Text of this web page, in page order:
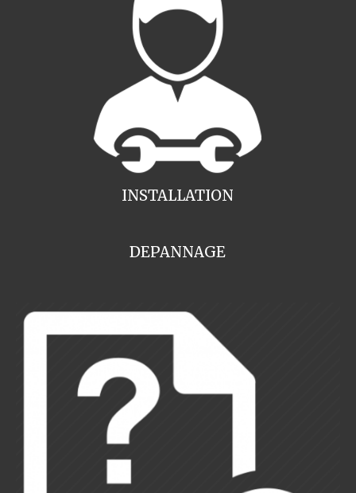
INSTALLATION
DEPANNAGE